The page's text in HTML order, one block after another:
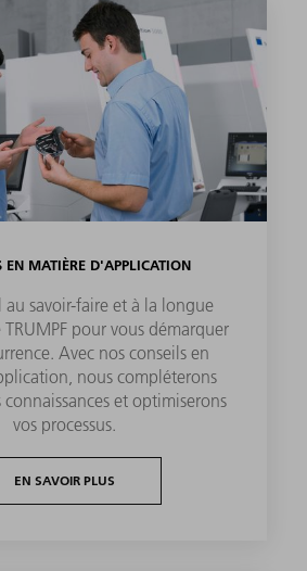
EN MATIÈRE D'APPLICATION
au savoir-faire et à la longue
pour vous démarquer
Avec nos conseils en
nous compléterons
connaissances et optimiserons
vos processus.
EN SAVOIR PLUS